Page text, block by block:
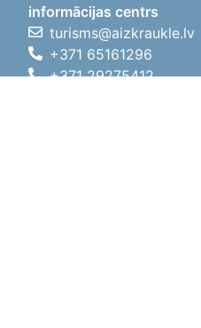
informācijas centrs
turisms@aizkraukle.lv
+371 65161296
+371 29275412